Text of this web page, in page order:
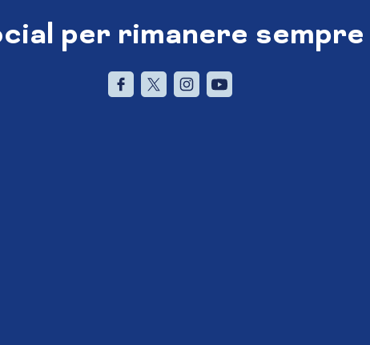
per rimanere